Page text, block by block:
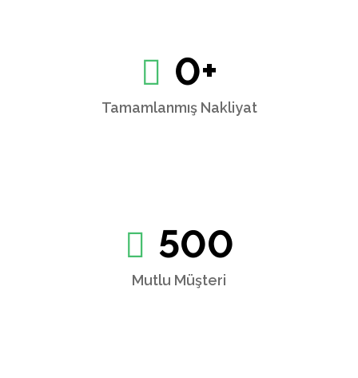
0+
Tamamlanmış Nakliyat
500
Mutlu Müşteri